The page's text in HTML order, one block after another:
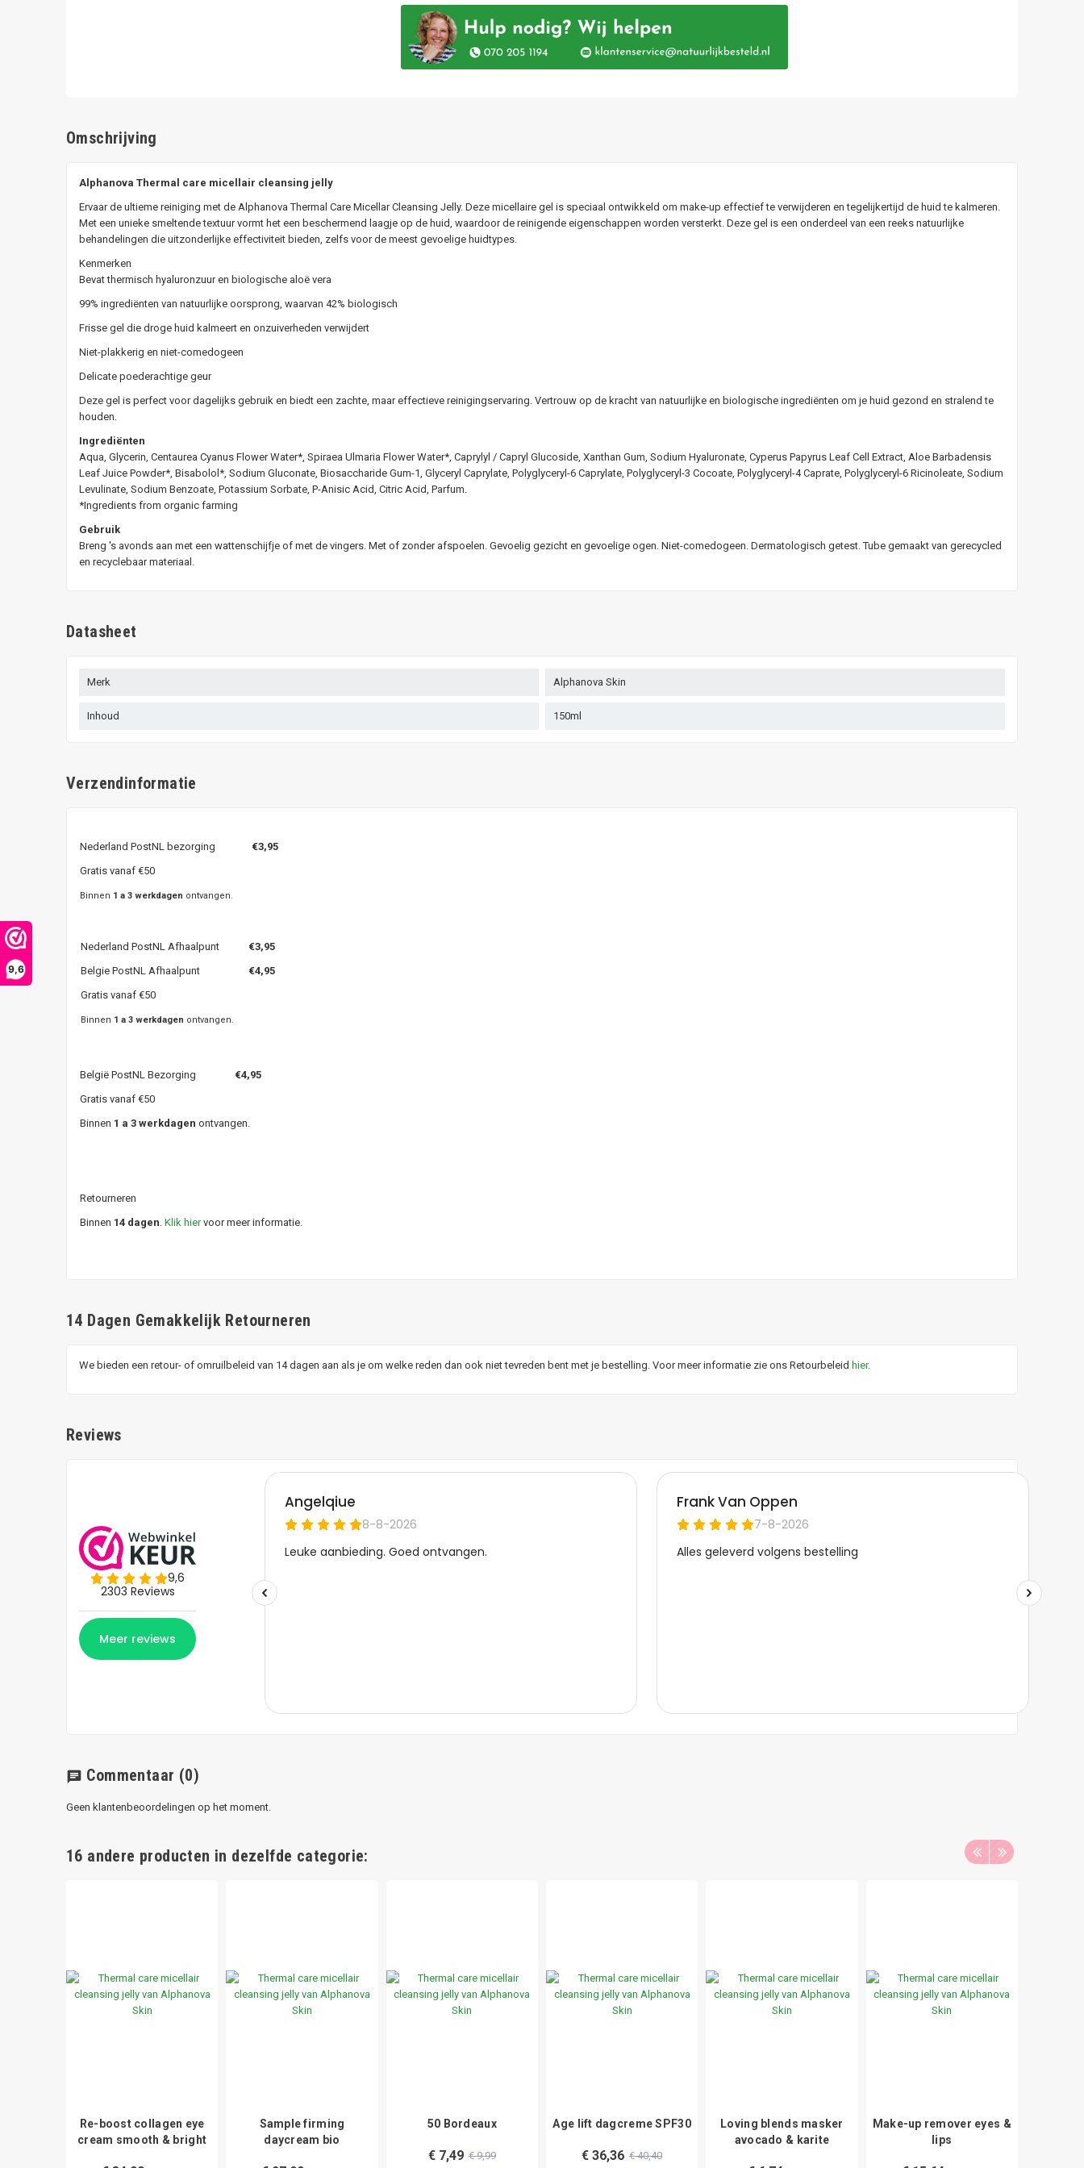
9,6
Omschrijving
Alphanova Thermal care micellair cleansing jelly
Ervaar de ultieme reiniging met de Alphanova Thermal Care Micellar Cleansing Jelly. Deze micellaire gel is speciaal ontwikkeld om make-up effectief te verwijderen en tegelijkertijd de huid te kalmeren.
Met een unieke smeltende textuur vormt het een beschermend laagje op de huid, waardoor de reinigende eigenschappen worden versterkt. Deze gel is een onderdeel van een reeks natuurlijke
behandelingen die uitzonderlijke effectiviteit bieden, zelfs voor de meest gevoelige huidtypes.
Kenmerken
Bevat thermisch hyaluronzuur en biologische aloë vera
99% ingrediënten van natuurlijke oorsprong, waarvan 42% biologisch
Frisse gel die droge huid kalmeert en onzuiverheden verwijdert
Niet-plakkerig en niet-comedogeen
Delicate poederachtige geur
Deze gel is perfect voor dagelijks gebruik en biedt een zachte, maar effectieve reinigingservaring. Vertrouw op de kracht van natuurlijke en biologische ingrediënten om je huid gezond en stralend te
houden.
Ingrediënten
Aqua, Glycerin, Centaurea Cyanus Flower Water*, Spiraea Ulmaria Flower Water*, Caprylyl / Capryl Glucoside, Xanthan Gum, Sodium Hyaluronate, Cyperus Papyrus Leaf Cell Extract, Aloe Barbadensis
Leaf Juice Powder*, Bisabolol*, Sodium Gluconate, Biosaccharide Gum-1, Glyceryl Caprylate, Polyglyceryl-6 Caprylate, Polyglyceryl-3 Cocoate, Polyglyceryl-4 Caprate, Polyglyceryl-6 Ricinoleate, Sodium
Levulinate, Sodium Benzoate, Potassium Sorbate, P-Anisic Acid, Citric Acid, Parfum.
*Ingredients from organic farming
Gebruik
Breng 's avonds aan met een wattenschijfje of met de vingers. Met of zonder afspoelen. Gevoelig gezicht en gevoelige ogen. Niet-comedogeen. Dermatologisch getest. Tube gemaakt van gerecycled
en recyclebaar materiaal.
Datasheet
Merk Alphanova Skin
Inhoud 150ml
Verzendinformatie
Nederland PostNL bezorging €3,95
Gratis vanaf €50
Binnen 1 a 3 werkdagen ontvangen.
Nederland PostNL Afhaalpunt €3,95
Belgie PostNL Afhaalpunt
€4,95
Gratis vanaf €50
Binnen 1 a 3 werkdagen ontvangen.
België PostNL Bezorging €4,95
Gratis vanaf €50
Binnen 1 a 3 werkdagen ontvangen.
Retourneren
Binnen 14 dagen. Klik hiervoor meer informatie.
14 Dagen Gemakkelijk Retourneren
We bieden een retour- of omruilbeleid van 14 dagen aan als je om welke reden dan ook niet tevreden bent met je bestelling. Voor meer informatie zie ons Retourbeleid hier.
Reviews
chat Commentaar (0)
Geen klantenbeoordelingen op het moment.
16 andere producten in dezelfde categorie:
Re-boost collagen eye
cream smooth & bright
Sample firming
daycream bio
50 Bordeaux
€ 7,49 € 9,99
Age lift dagcreme SPF30
€ 36,36 € 40,40
Loving blends masker
avocado & karite
Make-up remover eyes &
lips